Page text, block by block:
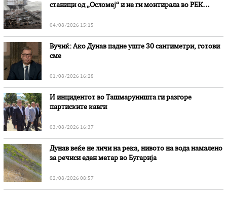
станици од „Осломеј“ и не ги монтирала во РЕК
04/08/2026 15:15
Вучиќ: Ако Дунав падне уште 30 сантиметри, готови
сме
01/08/2026 16:28
И инцидентот во Ташмаруништa ги разгоре
партиските кавги
03/08/2026 16:37
Дунав веќе не личи на река, нивото на вода намалено
за речиси еден метар во Бугарија
02/08/2026 08:57